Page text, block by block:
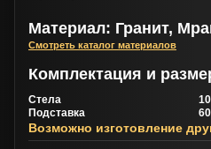
Материал: Гранит,
Смотреть каталог материалов
Комплектация и
Стела
Подставка
Возможно изготовление